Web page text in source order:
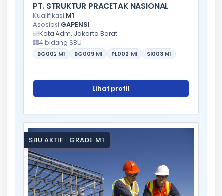
PT. STRUKTUR PRACETAK NASIONAL
Kualifikasi:M1
Asosiasi:GAPENSI
Kota Adm. Jakarta Barat
4 bidang SBU
BG002 M1 BG009 M1 PL002 M1 SI003 M1
Lihat profil
SBU AKTIF · GRADE M1